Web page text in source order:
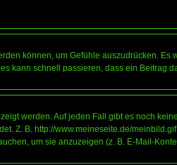
können, um Gefühle auszudrücken.
kann schnell passieren, dass ein Beitrag
werden. Auf jeden Fall gibt es noch
Z. B. http://www.meineseite.de/
um sie anzuzeigen (z. B. E-Mail-